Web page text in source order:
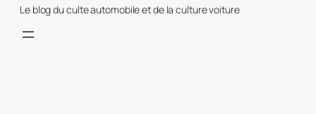
Le blog du culte automobile et de la culture voiture